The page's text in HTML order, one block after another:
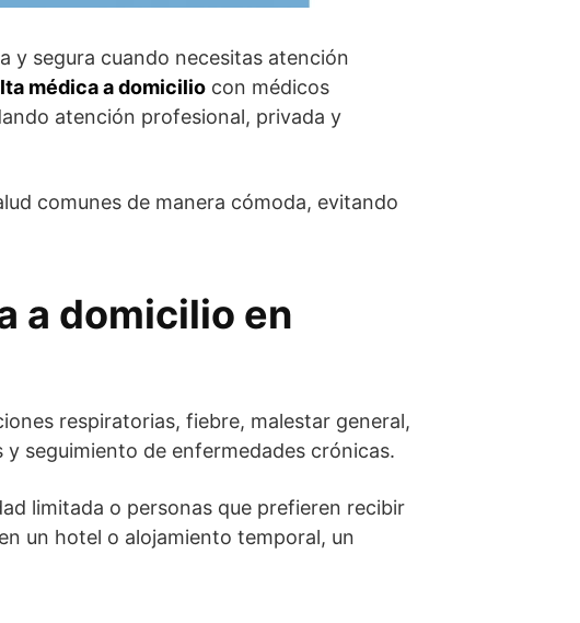
y segura cuando necesitas atención
médica a domicilio con médicos
atención profesional, privada y
comunes de manera cómoda, evitando
a domicilio en
respiratorias, fiebre, malestar general,
seguimiento de enfermedades crónicas.
limitada o personas que prefieren recibir
un hotel o alojamiento temporal, un